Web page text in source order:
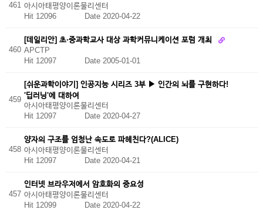
461 아시아태평양이론물리센터
Hit 12096 Date 2020-04-22
460
[데일리안] 초·중과학교사 대상 과학커뮤니케이션 포럼 개최
APCTP
Hit 12097
Date 2005-01-01
459
[쉬운과학이야기] 인공지능 시리즈 3부 ▶ 인간의 뇌를 구현하다!
'딥러닝'에 대하여
아시아태평양이론물리센터
Hit 12097
Date 2020-04-27
458
양자의 구조를 엄청난 속도로 파헤친다?(ALICE)
아시아태평양이론물리센터
Hit 12097 Date 2020-04-21
457
인터넷 브라우저에서 암호화의 중요성
아시아태평양이론물리센터
Hit 12099 Date 2020-04-22